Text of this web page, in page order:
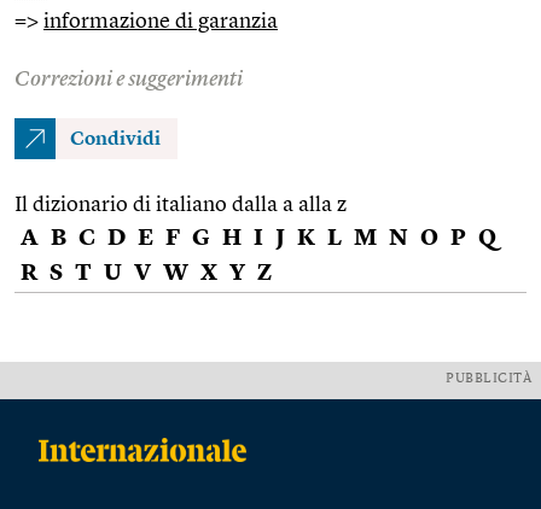
=> informazione di garanzia
Correzioni e suggerimenti
Condividi
Il dizionario di italiano dalla a alla z
A B C D E F G H I J K L M N O P Q
R S T U V W X Y Z
PUBBLICITÀ